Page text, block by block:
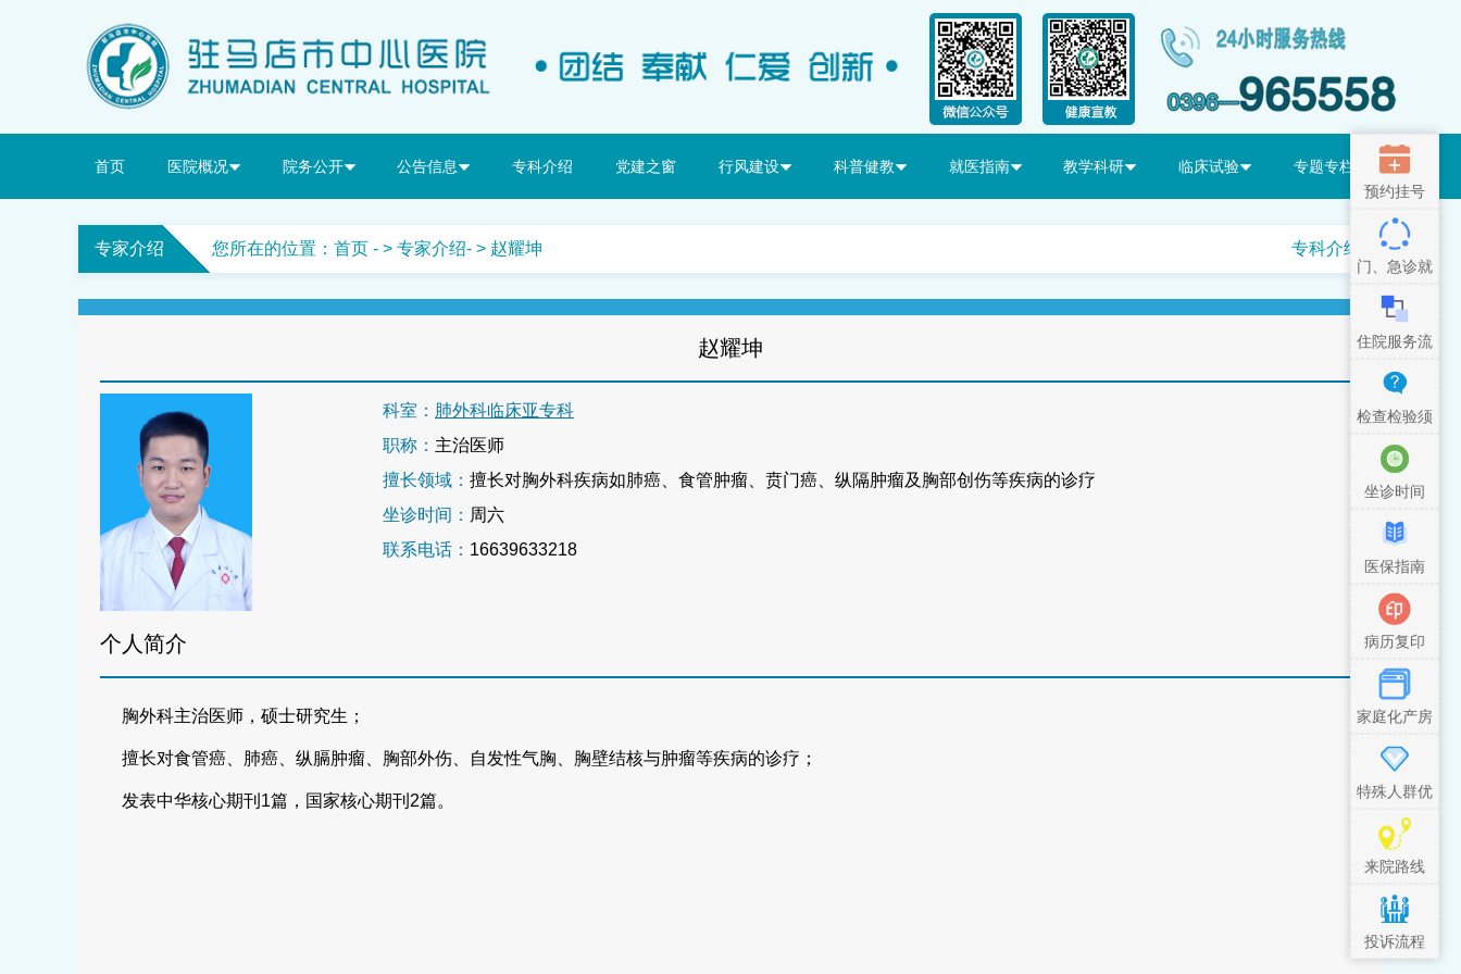
首页 医院概况 院务公开 公告信息 专科介绍 党建之窗 行风建设 科普健教 就医指南 教学科研 临床试验 专题专栏
专家介绍 您所在的位置： 首页 - > 专家介绍- > 赵耀坤 专科介绍
赵耀坤
科室： 肺外科临床亚专科
职称： 主治医师
擅长领域： 擅长对胸外科疾病如肺癌、食管肿瘤、贲门癌、纵隔肿瘤及胸部创伤等疾病的诊疗
坐诊时间： 周六
联系电话： 16639633218
个人简介
胸外科主治医师，硕士研究生；
擅长对食管癌、肺癌、纵膈肿瘤、胸部外伤、自发性气胸、胸壁结核与肿瘤等疾病的诊疗；
发表中华核心期刊 1篇，国家核心期刊 2篇。
预约挂号
门、急诊就
医流程
住院服务流
程
检查检验须
知
坐诊时间
医保指南
病历复印
家庭化产房
特殊人群优
先措施
来院路线
投诉流程